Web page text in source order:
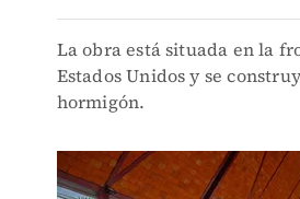
La obra está situada en la
Estados Unidos y se
hormigón.